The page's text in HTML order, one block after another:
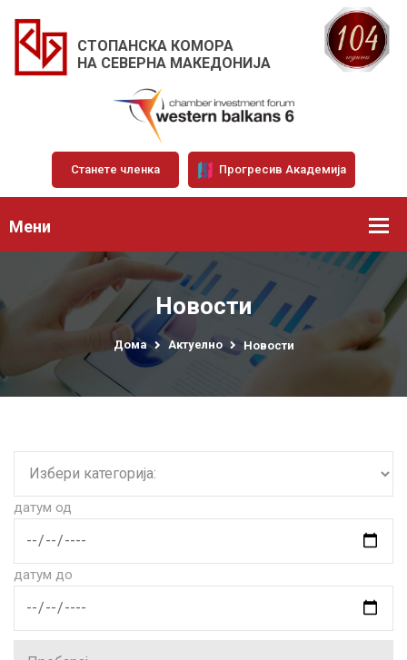
СТОПАНСКА КОМОРА
НА СЕВЕРНА МАКЕДОНИЈА
Станете членка Прогресив Академија
Мени
Новости
Дома Актуелно Новости
датум од
датум до